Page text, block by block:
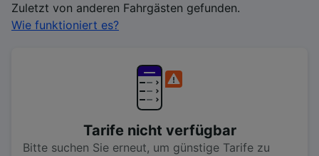
Zuletzt von anderen Fahrgästen gefunden.
Wie funktioniert es?
Tarife nicht verfügbar
Bitte suchen Sie erneut, um günstige Tarife zu